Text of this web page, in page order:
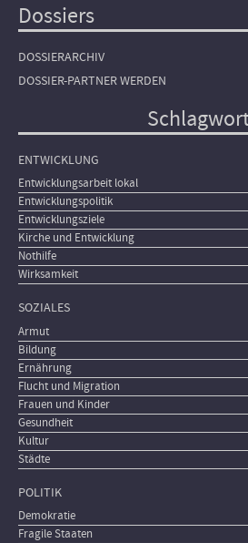
Dossiers
DOSSIERARCHIV
DOSSIER-PARTNER WERDEN
ENTWICKLUNG
Entwicklungsarbeit lokal
Entwicklungspolitik
Entwicklungsziele
Kirche und Entwicklung
Nothilfe
Wirksamkeit
SOZIALES
Armut
Bildung
Ernährung
Flucht und Migration
Frauen und Kinder
Gesundheit
Kultur
Städte
POLITIK
Demokratie
Fragile Staaten